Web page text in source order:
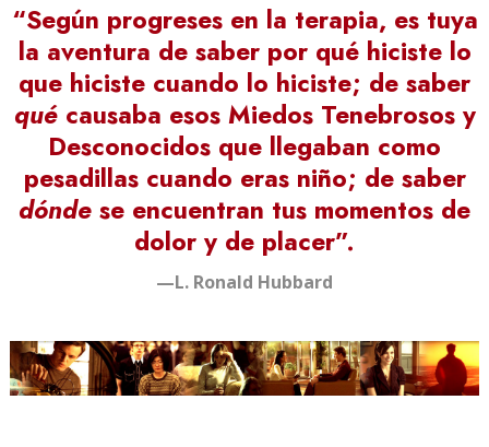
“Según progreses en la terapia, es tuya
la aventura de saber por qué hiciste lo
que hiciste cuando lo hiciste; de saber
quécausaba esos Miedos Tenebrosos y
Desconocidos que llegaban como
pesadillas cuando eras niño; de saber
dónde se encuentran tus momentos de
dolor y de placer”.
—L. Ronald Hubbard